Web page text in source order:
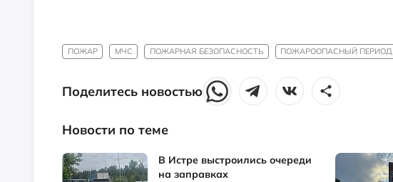
ПОЖАР МЧС ПОЖАРНАЯ БЕЗОПАСНОСТЬ ПОЖАРООПАСНЫЙ ПЕРИОД
Поделитесь новостью
Новости по теме
В Истре выстроились очереди
на заправках